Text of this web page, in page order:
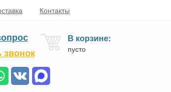
Контакты
звонок
В корзине:
пусто